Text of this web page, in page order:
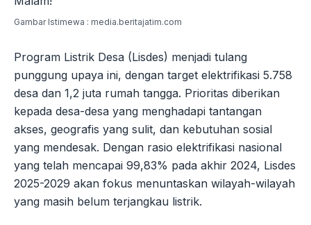
Gambar Istimewa : media.beritajatim.com
Program Listrik Desa (Lisdes) menjadi tulang
punggung upaya ini, dengan target elektrifikasi 5.758
desa dan 1,2 juta rumah tangga. Prioritas diberikan
kepada desa-desa yang menghadapi tantangan
akses, geografis yang sulit, dan kebutuhan sosial
yang mendesak. Dengan rasio elektrifikasi nasional
yang telah mencapai 99,83% pada akhir 2024, Lisdes
2025-2029 akan fokus menuntaskan wilayah-wilayah
yang masih belum terjangkau listrik.